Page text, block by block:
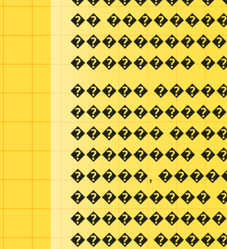
��
��������
�����
������
��������
�����,
���������
�����